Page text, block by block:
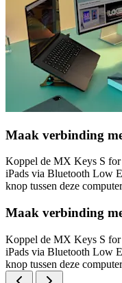
Maak verbinding
Koppel de MX Keys S for
iPads via Bluetooth Low
knop tussen deze
Maak verbinding
Koppel de MX Keys S for
iPads via Bluetooth Low
knop tussen deze